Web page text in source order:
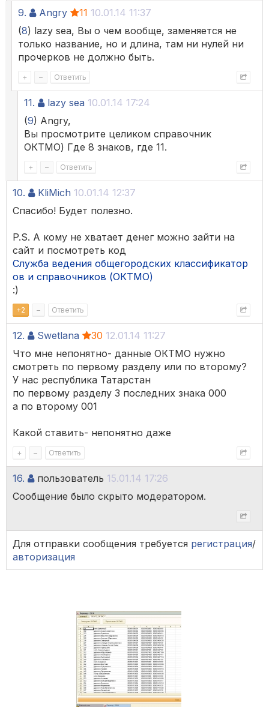
9. Angry 11 10.01.14 11:37
(8) lazy sea, Вы о чем вообще, заменяется не
только название, но и длина, там ни нулей ни
прочерков не должно быть.
+ – Ответить
11. lazy sea 10.01.14 17:24
(9) Angry,
Вы просмотрите целиком справочник
ОКТМО) Где 8 знаков, где 11.
+ – Ответить
10. KliMich 10.01.14 12:37
Спасибо! Будет полезно.
P.S. А кому не хватает денег можно зайти на
сайт и посмотреть код
Служба ведения общегородских классификатор
ов и справочников (ОКТМО)
:)
+2 – Ответить
12. Swetlana 30 12.01.14 11:27
Что мне непонятно- данные ОКТМО нужно
смотреть по первому разделу или по второму?
У нас республика Татарстан
по первому разделу 3 последних знака 000
а по второму 001
Какой ставить- непонятно даже
+ – Ответить
16. пользователь 15.01.14 17:26
Сообщение было скрыто модератором.
Для отправки сообщения требуется регистрация/
авторизация